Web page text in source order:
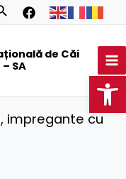
de Căi
SA
impregante cu